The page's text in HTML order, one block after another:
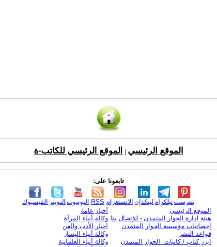
الموقع الرئيسي الموقع الرئيسي للكاتب-ة
تابعونا على:
الفيسبوك التويتر اليوتيوب RSS الانستغرام لينكدإن تيلكرامبنترست
الموقع الرئيسي
هيئة ادارة الحوار المتمدن - للإتصال بنا
إحصائيات مؤسسة الحوار المتمدن
قواعد النشر
ابرز كتاب / كاتبات الحوار المتمدن
أخبار عامة
وكالة أنباء المرأة
اخبار الأدب والفن
وكالة أنباء اليسار
وكالة أنباء العلمانية